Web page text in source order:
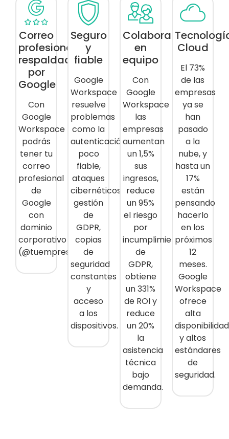
Correo
profesional
respaldado
por
Google
Con
Google
Workspace
podrás
tener tu
correo
profesional
de
Google
con
dominio
corporativo
(@tuempresa.com).
Seguro
y
fiable
Google
Workspace
resuelve
problemas
como la
autenticación
poco
fiable,
ataques
cibernéticos,
gestión
de
GDPR,
copias
de
seguridad
constantes
y
acceso
a los
dispositivos.
Colabora
en
equipo
Con
Google
Workspace
las
empresas
aumentan
un 1,5%
sus
ingresos,
reduce
un 95%
el riesgo
por
incumplimiento
de
GDPR,
obtiene
un 331%
de ROI y
reduce
un 20%
la
asistencia
técnica
bajo
demanda.
Cloud
El 73%
de las
empresas
ya se
han
pasado
a la
nube, y
hasta un
17%
están
pensando
hacerlo
en los
próximos
12
meses.
Google
Workspace
ofrece
alta
disponibilidad
y altos
estándares
de
seguridad.